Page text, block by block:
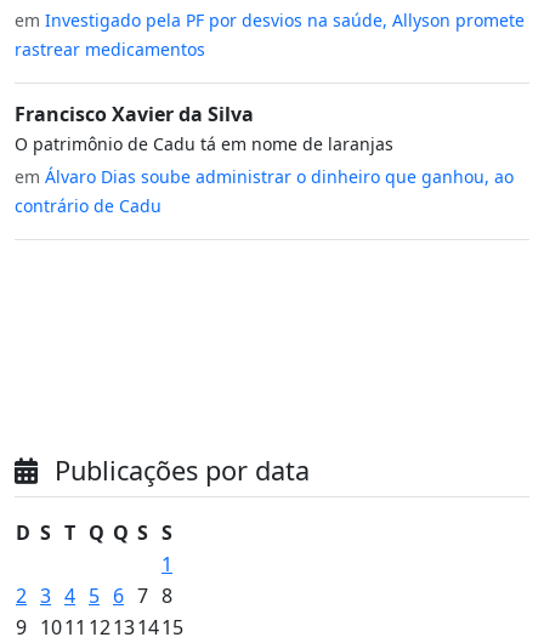
em Investigado pela PF por desvios na saúde, Allyson promete
rastrear medicamentos
Francisco Xavier da Silva
O patrimônio de Cadu tá em nome de laranjas
em Álvaro Dias soube administrar o dinheiro que ganhou, ao
contrário de Cadu
Publicações por data
D S T Q Q S S
1
2 3 4 5 6 7 8
9 1011 12131415